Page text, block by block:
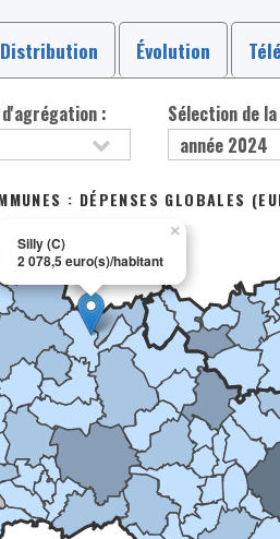
Distribution Évolution
: Sélection de
Silly (C)
2 078,5 euro(s)/habitant
×
: DÉPENSES GLOBALES